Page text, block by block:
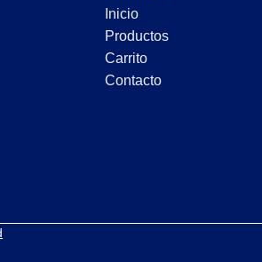
Inicio
Productos
Carrito
Contacto